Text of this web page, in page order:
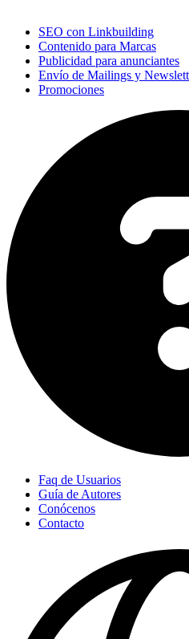
SEO con Linkbuilding
Contenido para Marcas
Publicidad para anunciantes
Envío de Mailings y
Promociones
Faq de Usuarios
Guía de Autores
Conócenos
Contacto